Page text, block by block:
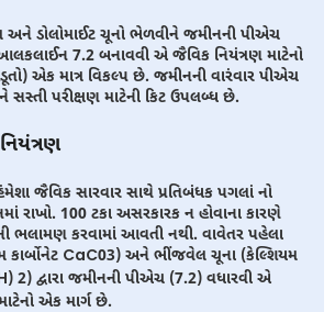
ડોલોમાઈટ ચૂનો ભેળવીને જમીનની પીએચ
7.2 બનાવવી એ જૈવિક નિયંત્રણ માટેનો
એક માત્ર વિકલ્પ છે. જમીનની વારંવાર પીએચ
પરીક્ષણ માટેની કિટ ઉપલબ્ધ છે.
જૈવિક સારવાર સાથે પ્રતિબંધક પગલાં નો
રાખો. 100 ટકા અસરકારક ન હોવાના કારણે
ભલામણ કરવામાં આવતી નથી. વાવેતર પહેલા
કાર્બોનેટ CaC03) અને ભીંજવેલ ચૂના (કેલ્શિયમ
2) દ્વારા જમીનની પીએચ (7.2) વધારવી એ
એક માર્ગ છે.